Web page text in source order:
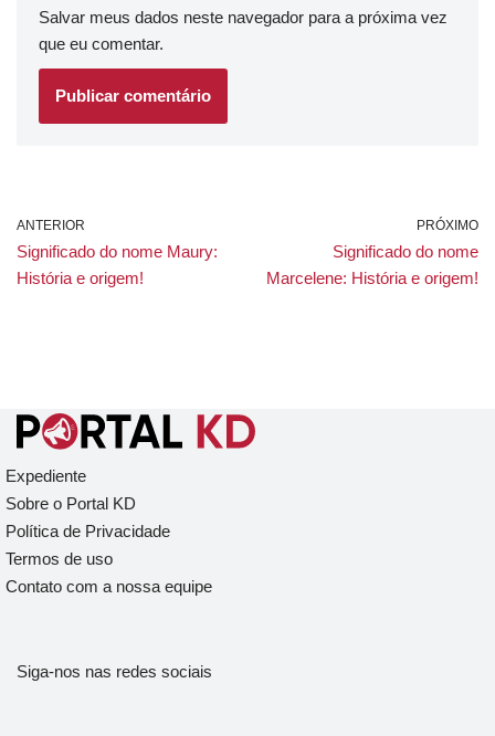
Salvar meus dados neste navegador para a próxima vez
que eu comentar.
ANTERIOR
Significado do nome Maury:
História e origem!
PRÓXIMO
Significado do nome
Marcelene: História e origem!
Expediente
Sobre o Portal KD
Política de Privacidade
Termos de uso
Contato com a nossa equipe
Siga-nos nas redes sociais